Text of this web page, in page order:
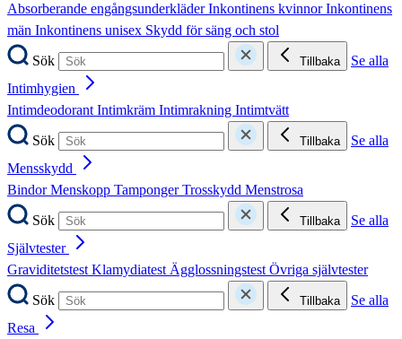
Absorberande engångsunderkläderInkontinens kvinnorInkontinens
män Inkontinens unisex Skydd för säng och stol
Sök
Tillbaka
Se alla
Intimhygien
IntimdeodorantIntimkräm Intimrakning Intimtvätt
Sök
Tillbaka
Se alla
Mensskydd
BindorMenskopp TampongerTrosskydd Menstrosa
Sök
Tillbaka
Se alla
Självtester
GraviditetstestKlamydiatestÄgglossningstestÖvriga självtester
Sök
Tillbaka
Se alla
Resa